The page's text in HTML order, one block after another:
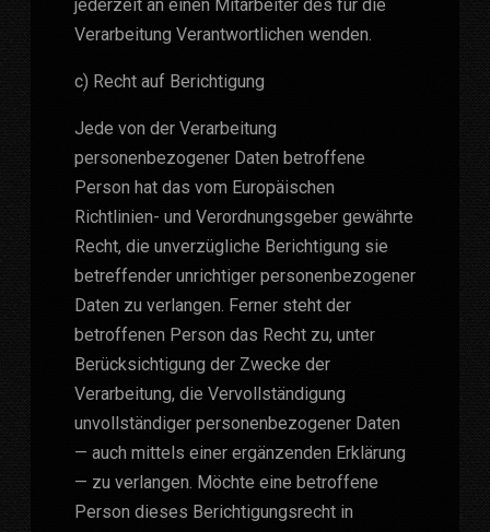
jederzeit an einen Mitarbeiter des für die
Verarbeitung Verantwortlichen wenden.
c) Recht auf Berichtigung
Jede von der Verarbeitung
personenbezogener Daten betroffene
Person hat das vom Europäischen
Richtlinien- und Verordnungsgeber gewährte
Recht, die unverzügliche Berichtigung sie
betreffender unrichtiger personenbezogener
Daten zu verlangen. Ferner steht der
betroffenen Person das Recht zu, unter
Berücksichtigung der Zwecke der
Verarbeitung, die Vervollständigung
unvollständiger personenbezogener Daten
— auch mittels einer ergänzenden Erklärung
— zu verlangen. Möchte eine betroffene
Person dieses Berichtigungsrecht in